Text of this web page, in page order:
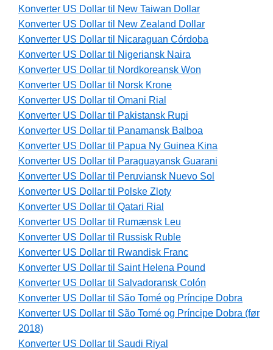
Konverter US Dollar til New Taiwan Dollar
Konverter US Dollar til New Zealand Dollar
Konverter US Dollar til Nicaraguan Córdoba
Konverter US Dollar til Nigeriansk Naira
Konverter US Dollar til Nordkoreansk Won
Konverter US Dollar til Norsk Krone
Konverter US Dollar til Omani Rial
Konverter US Dollar til Pakistansk Rupi
Konverter US Dollar til Panamansk Balboa
Konverter US Dollar til Papua Ny Guinea Kina
Konverter US Dollar til Paraguayansk Guarani
Konverter US Dollar til Peruviansk Nuevo Sol
Konverter US Dollar til Polske Zloty
Konverter US Dollar til Qatari Rial
Konverter US Dollar til Rumænsk Leu
Konverter US Dollar til Russisk Ruble
Konverter US Dollar til Rwandisk Franc
Konverter US Dollar til Saint Helena Pound
Konverter US Dollar til Salvadoransk Colón
Konverter US Dollar til São Tomé og Príncipe Dobra
Konverter US Dollar til São Tomé og Príncipe Dobra (før
2018)
Konverter US Dollar til Saudi Riyal